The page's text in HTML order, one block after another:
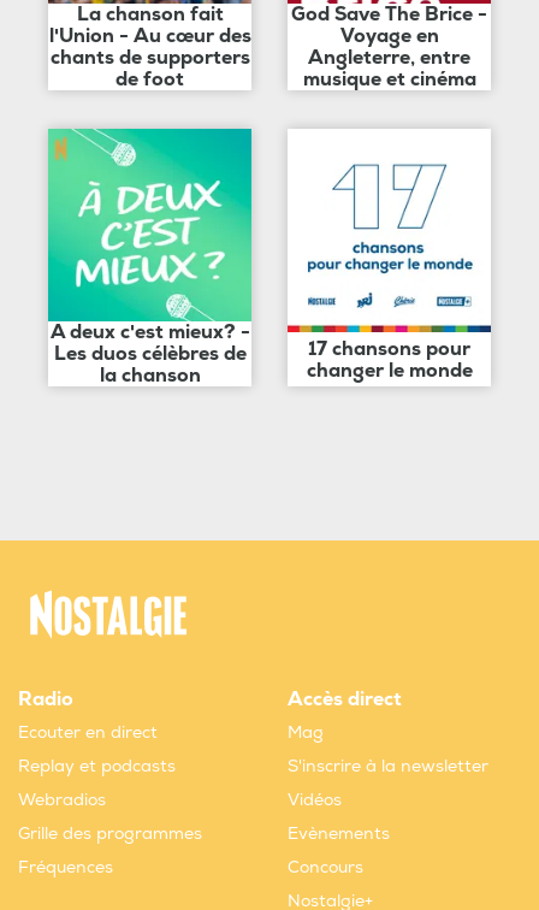
La chanson fait
l'Union - Au cœur des
chants de supporters
de foot
God Save The Brice -
Voyage en
Angleterre, entre
musique et cinéma
A deux c'est mieux? -
Les duos célèbres de
la chanson
17 chansons pour
changer le monde
Radio
Ecouter en direct
Replay et podcasts
Webradios
Grille des programmes
Fréquences
Accès direct
Mag
S'inscrire à la newsletter
Vidéos
Evènements
Concours
Nostalgie+